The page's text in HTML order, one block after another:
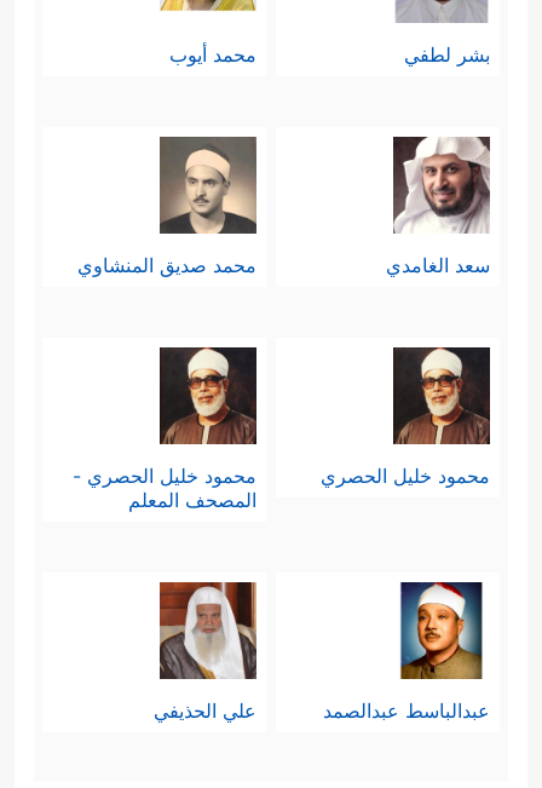
بشر لطفي محمد أيوب
سعد الغامدي محمد صديق المنشاوي
محمود خليل الحصري
محمود خليل الحصري -
المصحف المعلم
عبدالباسط عبدالصمد علي الحذيفي